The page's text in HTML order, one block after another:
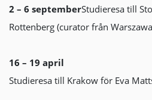
2 – 6 septemberStudieresa till
Rottenberg (curator från
16 – 19 april
Studieresa till Krakow för Eva